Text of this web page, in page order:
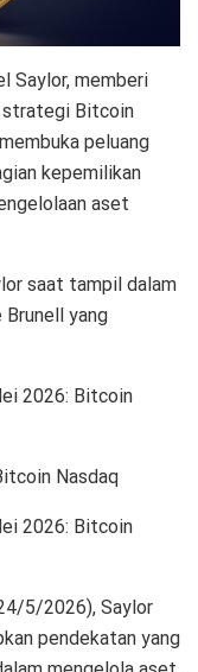
Saylor, memberi
strategi Bitcoin
peluang
kepemilikan
aset
saat tampil dalam
yang
2026: Bitcoin
Nasdaq
2026: Bitcoin
5/2026), Saylor
pendekatan yang